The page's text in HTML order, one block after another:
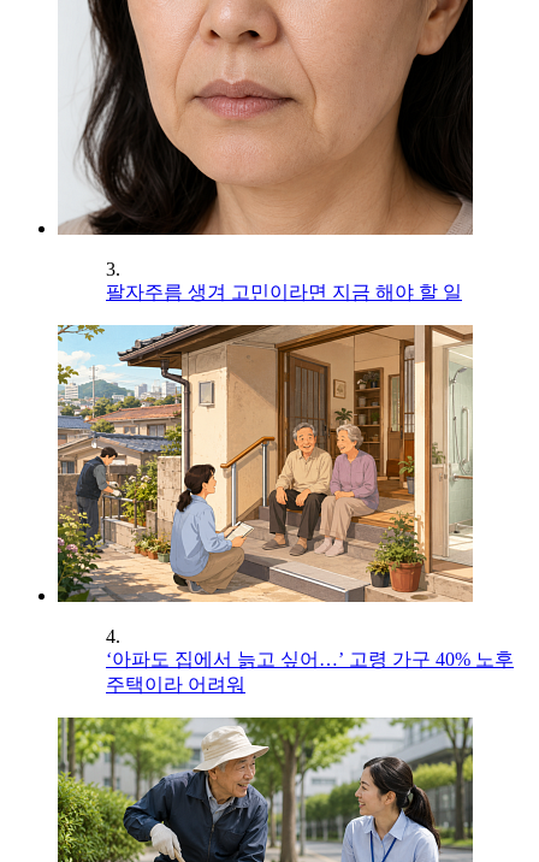
3.
팔자주름 생겨 고민이라면 지금 해야 할 일
4.
‘아파도 집에서 늙고 싶어…’ 고령 가구 40% 노후
주택이라 어려워